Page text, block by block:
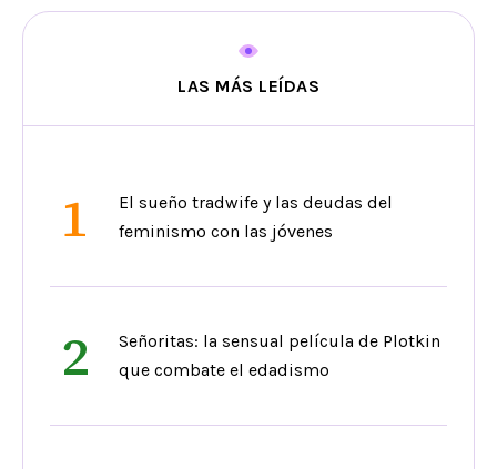
LAS MÁS LEÍDAS
1
El sueño tradwife y las deudas del
feminismo con las jóvenes
2
Señoritas: la sensual película de Plotkin
que combate el edadismo